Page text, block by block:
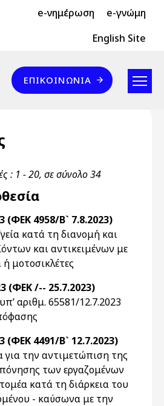
e-νημέρωση e-γνώμη
English Site
Επικοινωνία
ΕΠΙΚΟΙΝΩΝΊΑ
: 1 - 20, σε σύνολο 34
(ΦΕΚ 4958/Β` 7.8.2023)
κατά τη διανομή και
και αντικειμένων με
μοτοσικλέτες
(ΦΕΚ /-- 25.7.2023)
αριθμ. 65581/12.7.2023
(ΦΕΚ 4491/Β` 12.7.2023)
την αντιμετώπιση της
των εργαζομένων
κατά τη διάρκεια του
- καύσωνα με την